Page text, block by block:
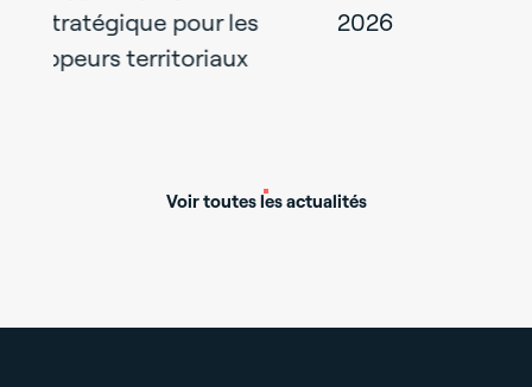
2026
Voir toutes les actualités